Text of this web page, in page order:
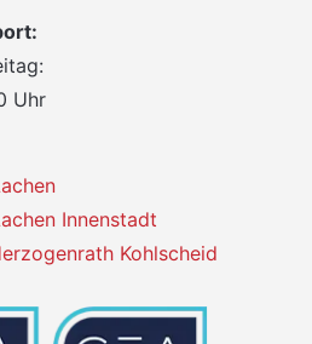
Uhr
Innenstadt
Kohlscheid